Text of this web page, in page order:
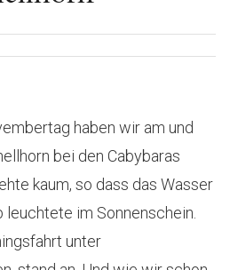
haben wir am und
bei den Cabybaras
kaum, so dass das Wasser
leuchtete im Sonnenschein.
unter